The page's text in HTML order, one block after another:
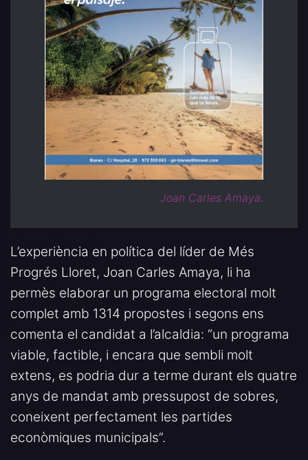
Joan Carles Amaya.
L’experiència en política del líder de Més
Progrés Lloret, Joan Carles Amaya, li ha
permès elaborar un programa electoral molt
complet amb 1314 propostes i segons ens
comenta el candidat a l’alcaldia: “un programa
viable, factible, i encara que sembli molt
extens, es podria dur a terme durant els quatre
anys de mandat amb pressupost de sobres,
coneixent perfectament les partides
econòmiques municipals”.